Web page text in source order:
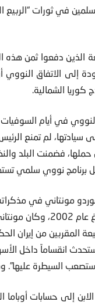
في ثورات
الذين دفعوا ثمن
إلى الاتفاق
كوريا الشمالية.
في أيام
1994 للحفاظ على سيادتها،
حملها، فضمنت البلد
نووي سلمي
مونتاني في
حذر بوش الابن في
المقربين من إيران
انقساماً داخل
السيطرة
إلى حسابات أوباما